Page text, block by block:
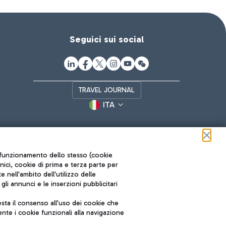
Seguici sui social
TRAVEL JOURNAL
ITA
Roma FCO
L'aeroporto stellato
dello stesso (cookie
cookie di prima e terza parte per
nell'ambito dell'utilizzo delle
annunci e le inserzioni pubblicitari
il consenso all'uso dei cookie che
i cookie funzionali alla navigazione